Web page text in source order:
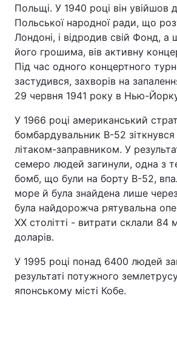
Польщі. У 1940 році він увійшов
Польської народної ради, що
Лондоні, і відродив свій Фонд, а
його грошима, вів активну
Під час одного концертного
застудився, захворів на
29 червня 1941 року в Нью-
У 1966 році американський
бомбардувальник B-52 зіткнувся
літаком-заправником. У
семеро людей загинули, одна з
бомб, що були на борту B-52,
море й була знайдена лише
була найдорожча рятувальна
ХХ столітті - витрати склали 84
доларів.
У 1995 році понад 6400 людей
результаті потужного
японському місті Кобе.